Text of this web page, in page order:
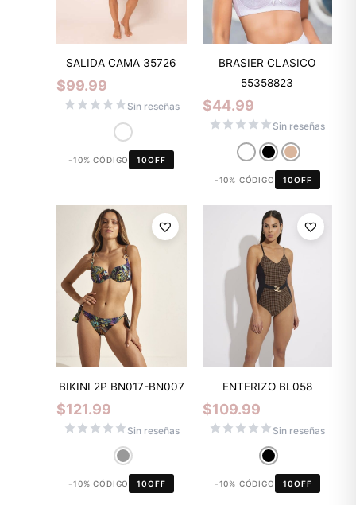
SALIDA CAMA 35726
$99.99
Sin reseñas
-10% CÓDIGO 10OFF
BRASIER CLASICO
55358823
$44.99
Sin reseñas
-10% CÓDIGO 10OFF
BIKINI 2P BN017-BN007
$121.99
Sin reseñas
-10% CÓDIGO 10OFF
ENTERIZO BL058
$109.99
Sin reseñas
-10% CÓDIGO 10OFF